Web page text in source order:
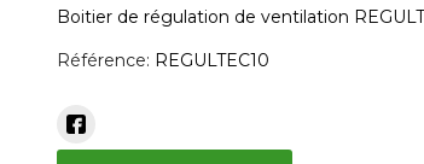
Boitier de régulation de ventilation
Référence: REGULTEC10